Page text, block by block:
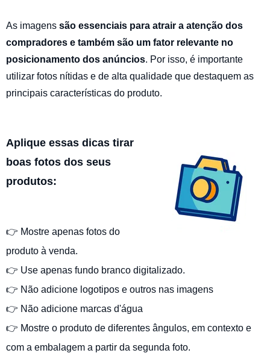
As imagens são essenciais para atrair a atenção dos
compradores e também são um fator relevante no
posicionamento dos anúncios. Por isso, é importante
utilizar fotos nítidas e de alta qualidade que destaquem as
principais características do produto.
Aplique essas dicas tirar
boas fotos dos seus
produtos:
👉 Mostre apenas fotos do
produto à venda.
👉 Use apenas fundo branco digitalizado.
👉 Não adicione logotipos e outros nas imagens
👉 Não adicione marcas d'água
👉 Mostre o produto de diferentes ângulos, em contexto e
com a embalagem a partir da segunda foto.